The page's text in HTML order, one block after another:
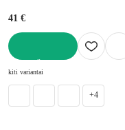
41 €
kiti variantai
+4